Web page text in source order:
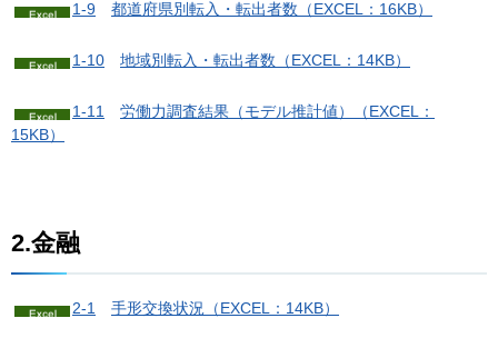
1-9 都道府県別転入・転出者数（EXCEL：16KB）
1-10 地域別転入・転出者数（EXCEL：14KB）
1-11 労働力調査結果（モデル推計値）（EXCEL：
15KB）
2.金融
2-1 手形交換状況（EXCEL：14KB）